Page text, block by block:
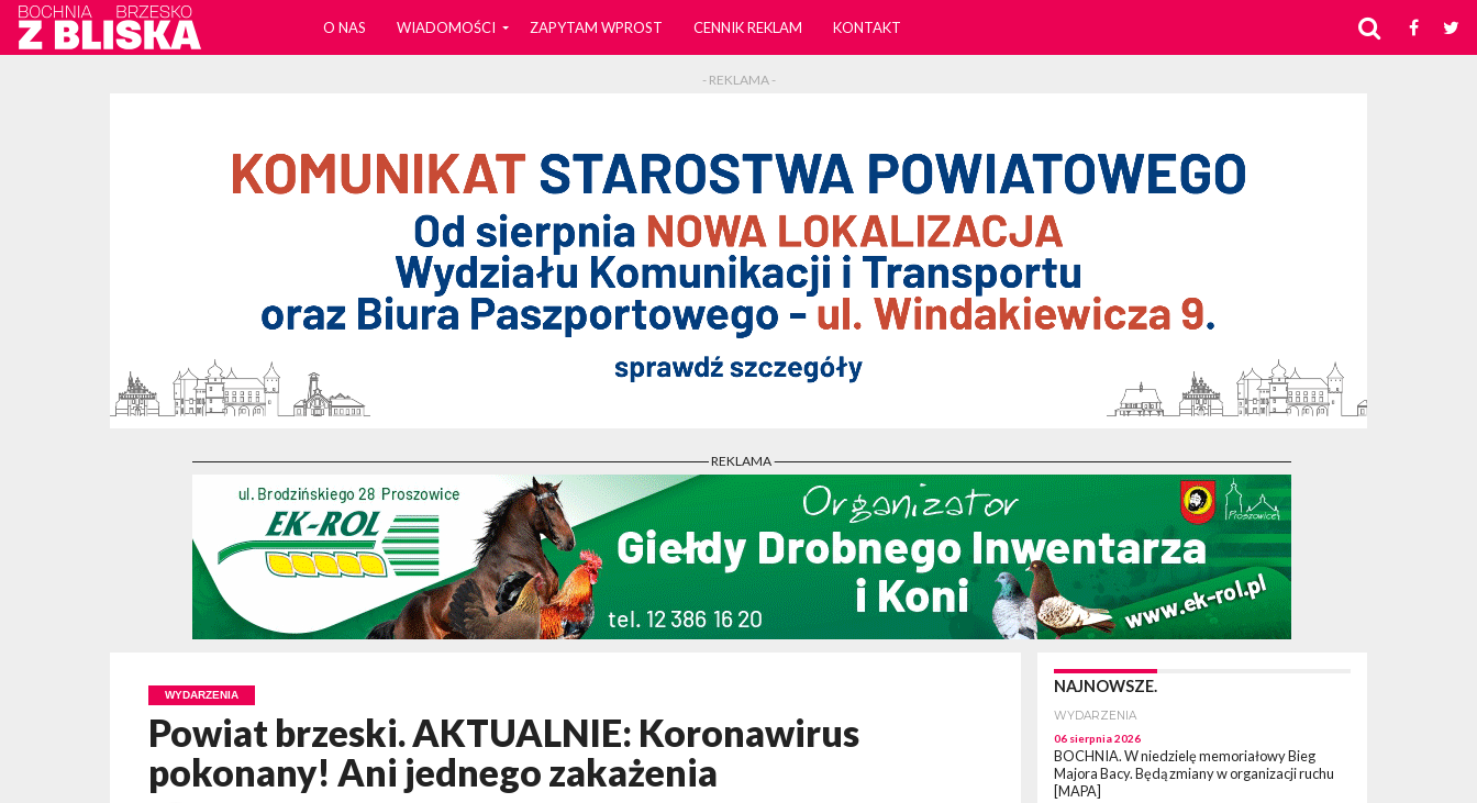
O NAS WIADOMOŚCI ZAPYTAM WPROST CENNIK REKLAM KONTAKT
- REKLAMA -
- REKLAMA -
WYDARZENIA
Powiat brzeski. AKTUALNIE: Koronawirus
pokonany! Ani jednego zakażenia
NAJNOWSZE.
WYDARZENIA
06 sierpnia 2026
BOCHNIA. W niedzielę memoriałowy Bieg
Majora Bacy. Będą zmiany w organizacji ruchu
[MAPA]